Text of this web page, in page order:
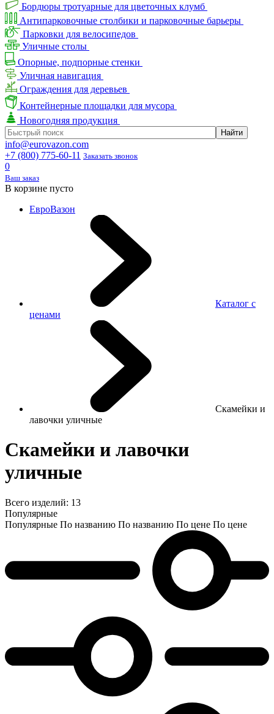
Бордюры тротуарные для цветочных клумб
Антипарковочные столбики и парковочные барьеры
Парковки для велосипедов
Уличные столы
Опорные, подпорные стенки
Уличная навигация
Ограждения для деревьев
Контейнерные площадки для мусора
Новогодняя продукция
info@eurovazon.com
+7 (800) 775-60-11 Заказать звонок
0
Ваш заказ
В корзине пусто
ЕвроВазон
Каталог с
ценами
Скамейки и
лавочки уличные
Скамейки и лавочки
уличные
Всего изделий: 13
Популярные
Популярные По названию По названию По цене По цене